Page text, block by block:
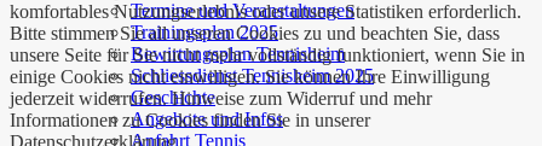
Termine und Veranstaltungen
Trainingsplan 2025
Bewirtungsplan Tennisheim
Schliessdienst Tennisheim 2025
Geschichte
Angebote und Infos
Anfahrt Tennis
komfortables Nutzungserlebnis oder unsere Statistiken erforderlich.
Bitte stimmen Sie all unseren Cookies zu und beachten Sie, dass
unsere Seite für Sie nicht mehr vollständig funktioniert, wenn Sie in
einige Cookies nicht einwilligen. Sie können Ihre Einwilligung
jederzeit widerrufen. Hinweise zum Widerruf und mehr
Informationen zu Cookies finden Sie in unserer